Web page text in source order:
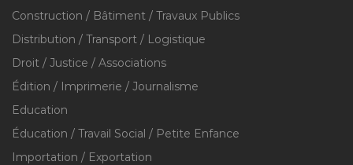
Construction / Bâtiment / Travaux Publics
Distribution / Transport / Logistique
Droit / Justice / Associations
Édition / Imprimerie / Journalisme
Education
Éducation / Travail Social / Petite Enfance
Importation / Exportation